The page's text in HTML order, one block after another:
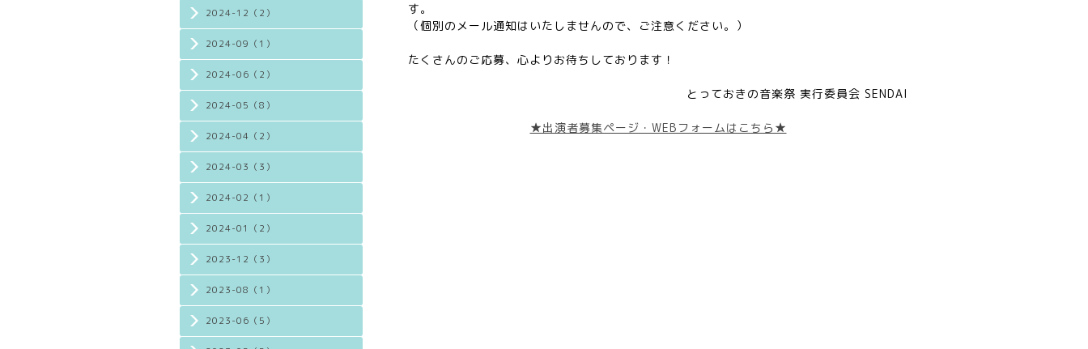
2024-12（2）
2024-09（1）
2024-06（2）
2024-05（8）
2024-04（2）
2024-03（3）
2024-02（1）
2024-01（2）
2023-12（3）
2023-08（1）
2023-06（5）
す。
（個別のメール通知はいたしませんので、ご注意ください。）
たくさんのご応募、心よりお待ちしております！
とっておきの音楽祭 実行委員会 SENDAI
★出演者募集ページ・WEBフォームはこちら★